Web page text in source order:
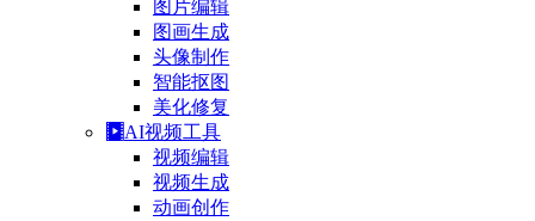
图片编辑
图画生成
头像制作
智能抠图
美化修复
AI视频工具
视频编辑
视频生成
动画创作